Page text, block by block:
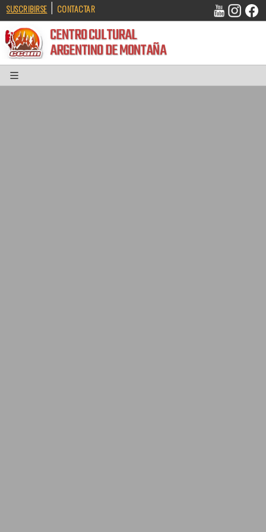
SUSCRIBIRSE | CONTACTAR
CENTRO CULTURAL
ARGENTINO DE MONTAÑA